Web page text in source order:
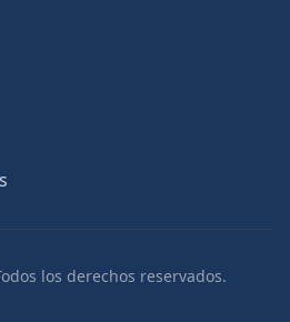
los derechos reservados.